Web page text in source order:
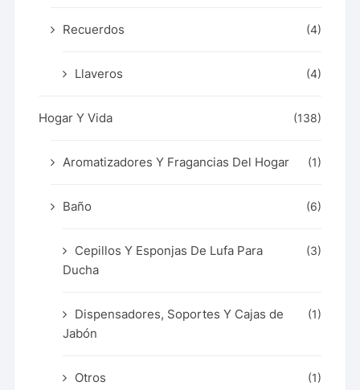
Recuerdos (4)
Llaveros (4)
Hogar Y Vida (138)
Aromatizadores Y Fragancias Del Hogar (1)
Baño (6)
Cepillos Y Esponjas De Lufa Para
Ducha
(3)
Dispensadores, Soportes Y Cajas de
Jabón
(1)
Otros (1)